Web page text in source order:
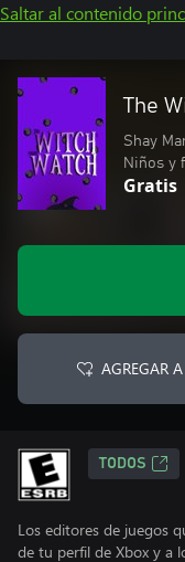
Saltar al contenido
The
Shay
Niños y
Gratis
AGREGAR
TODOS
Los editores de juegos
de tu perfil de Xbox y a